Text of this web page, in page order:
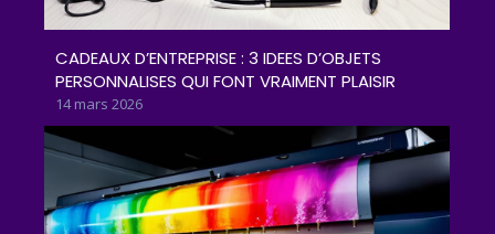
CADEAUX D’ENTREPRISE : 3 IDEES D’OBJETS
PERSONNALISES QUI FONT VRAIMENT PLAISIR
14 mars 2026